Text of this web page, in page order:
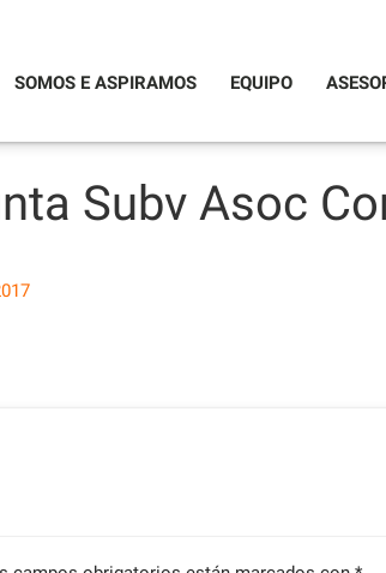
SOMOS E ASPIRAMOS
EQUIPO
Subv Asoc